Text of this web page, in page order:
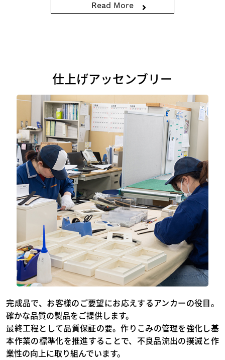
Read More
仕上げアッセンブリー
完成品で、お客様のご要望にお応えするアンカーの役目。
確かな品質の製品をご提供します。
最終工程として品質保証の要。作りこみの管理を強化し基
本作業の標準化を推進することで、不良品流出の撲滅と作
業性の向上に取り組んでいます。